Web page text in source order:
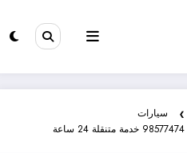
سيارات